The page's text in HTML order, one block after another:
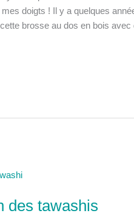
doigts ! Il y a quelques
brosse au dos en bois
des tawashis